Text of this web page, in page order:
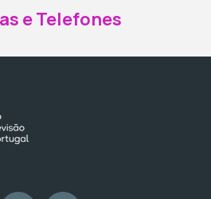
e Telefones